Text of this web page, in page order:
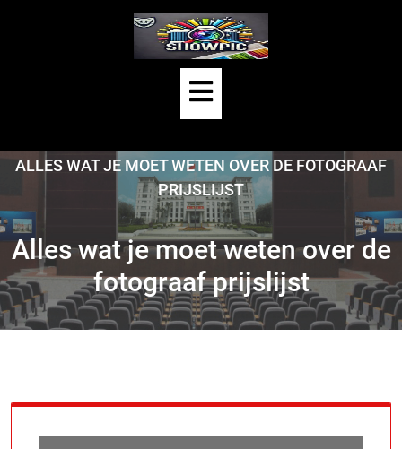
Open
Button
ALLES WAT JE MOET WETEN OVER DE FOTOGRAAF
PRIJSLIJST
Alles wat je moet weten over de
fotograaf prijslijst